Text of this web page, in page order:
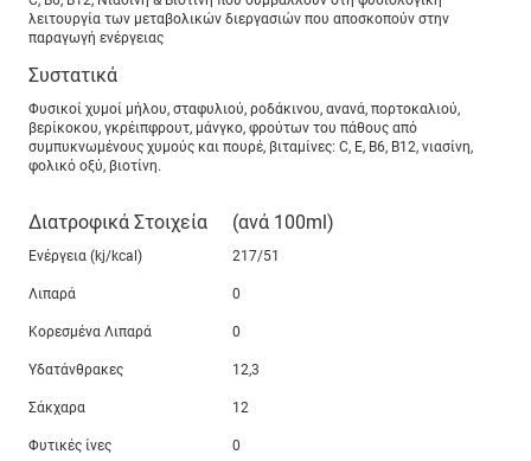
λειτουργία των μεταβολικών διεργασιών που αποσκοπούν στην
παραγωγή ενέργειας
Συστατικά
Φυσικοί χυμοί μήλου, σταφυλιού, ροδάκινου, ανανά, πορτοκαλιού,
βερίκοκου, γκρέιπφρουτ, μάνγκο, φρούτων του πάθους από
συμπυκνωμένους χυμούς και πουρέ, βιταμίνες: C, E, B6, B12, νιασίνη,
φολικό οξύ, βιοτίνη.
Διατροφικά Στοιχεία (ανά 100ml)
Ενέργεια (kj/kcal) 217/51
Λιπαρά 0
Κορεσμένα Λιπαρά 0
Υδατάνθρακες 12,3
Σάκχαρα 12
Φυτικές ίνες 0